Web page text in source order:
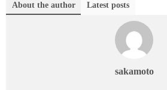
About the author Latest posts
sakamoto